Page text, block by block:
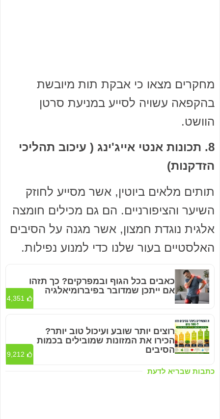
מחקרים מצאו כי אבקת תות מיובשת
בהקפאה עשויה לסייע במניעת סרטן
הוושט.
8. תכונות אנטי אייג'ינג ( עיכוב תהליכי
הזדקנות)
תותים מלאים ביוטין, אשר מסייע לחוזק
השיער והציפורניים. הם גם מכילים חומצה
אלגית נוגדת חמצון, אשר מגנה על הסיבים
האלסטיים בעור שלנו כדי למנוע נפילות.
כתבות שבריא לדעת
כאבים בכל הגוף ובמפרקים? כך תזהו
אם ייתכן שמדובר בפיברומיאלגיה
4,351
רוצים יותר שובע ועיכול טוב יותר?
הכירו את המזונות שמובילים בכמות
הסיבים
9,212